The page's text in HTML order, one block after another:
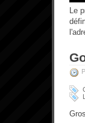
Le